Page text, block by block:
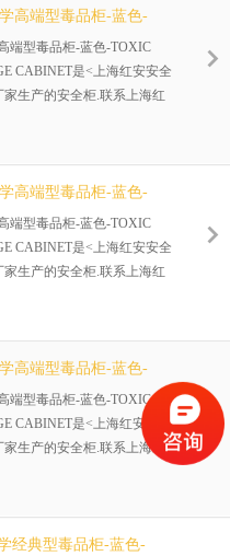
（H*W*D/mm）
学高端型毒品柜-蓝色-
STORAGE CABINET
端型毒品柜-蓝色-TOXIC
CABINET是<上海红安安全
生产的安全柜.联系上海红
（H*W*D/mm）
学高端型毒品柜-蓝色-
STORAGE CABINET
端型毒品柜-蓝色-TOXIC
CABINET是<上海红安安全
生产的安全柜.联系上海红
（H*W*D/mm）
学高端型毒品柜-蓝色-
STORAGE CABINET
端型毒品柜-蓝色-TOXIC
CABINET是<上海红安安全
家生产的安全柜.联系上海红
（H*W*D/mm）
经典型毒品柜-蓝色-